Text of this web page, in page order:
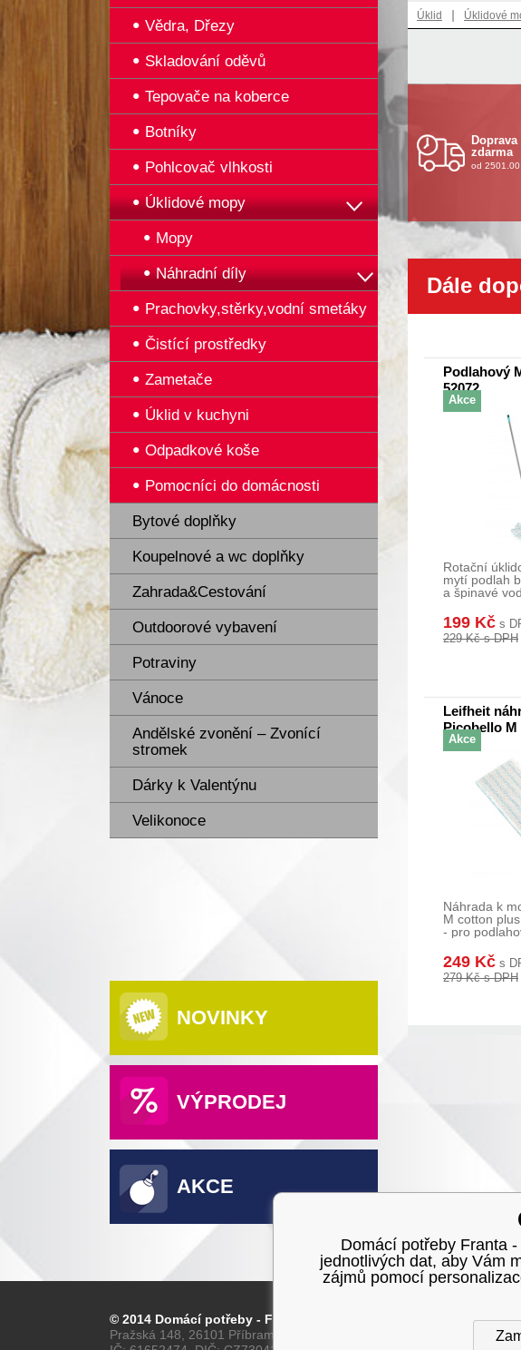
Vědra, Dřezy
Skladování oděvů
Tepovače na koberce
Botníky
Pohlcovač vlhkosti
Úklidové mopy
Mopy
Náhradní díly
Prachovky,stěrky,vodní smetáky
Čistící prostředky
Zametače
Úklid v kuchyni
Odpadkové koše
Pomocníci do domácnosti
Bytové doplňky
Koupelnové a wc doplňky
Zahrada&Cestování
Outdoorové vybavení
Potraviny
Vánoce
Andělské zvonění – Zvonící
stromek
Dárky k Valentýnu
Velikonoce
NOVINKY
VÝPRODEJ
AKCE
Úklid | Úklidové
Doprava
zdarma
od
Dále
Akce
Podlahový
52072
Rotační
mytí podlah
a špinavé
199 Kč s
229 Kč s DPH
Akce
Leifheit
Picobello
56623
Náhrada k
M cotton
- pro
249 Kč s
279 Kč s DPH
© 2014 Domácí potřeby - Franta
Pražská 148, 26101 Příbram
Domácí potřeby Franta
jednotlivých dat, aby Vám
zájmů pomocí